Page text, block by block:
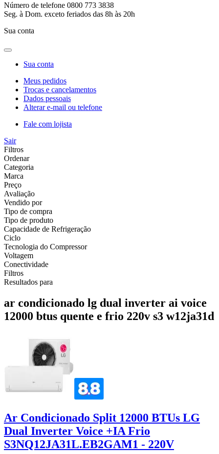
Número de telefone 0800 773 3838
Seg. à Dom. exceto feriados das 8h às 20h
Sua conta
Sua conta
Meus pedidos
Trocas e cancelamentos
Dados pessoais
Alterar e-mail ou telefone
Fale com lojista
Sair
Filtros
Ordenar
Categoria
Marca
Preço
Avaliação
Vendido por
Tipo de compra
Tipo de produto
Capacidade de Refrigeração
Ciclo
Tecnologia do Compressor
Voltagem
Conectividade
Filtros
Resultados para
ar condicionado lg dual inverter ai voice
12000 btus quente e frio 220v s3 w12ja31d
Ar Condicionado Split 12000 BTUs LG
Dual Inverter Voice +IA Frio
S3NQ12JA31L.EB2GAM1 - 220V